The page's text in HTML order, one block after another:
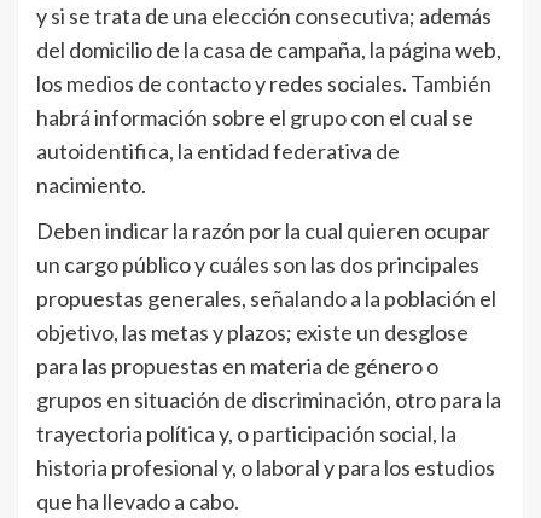
y si se trata de una elección consecutiva; además
del domicilio de la casa de campaña, la página web,
los medios de contacto y redes sociales. También
habrá información sobre el grupo con el cual se
autoidentifica, la entidad federativa de
nacimiento.
Deben indicar la razón por la cual quieren ocupar
un cargo público y cuáles son las dos principales
propuestas generales, señalando a la población el
objetivo, las metas y plazos; existe un desglose
para las propuestas en materia de género o
grupos en situación de discriminación, otro para la
trayectoria política y, o participación social, la
historia profesional y, o laboral y para los estudios
que ha llevado a cabo.